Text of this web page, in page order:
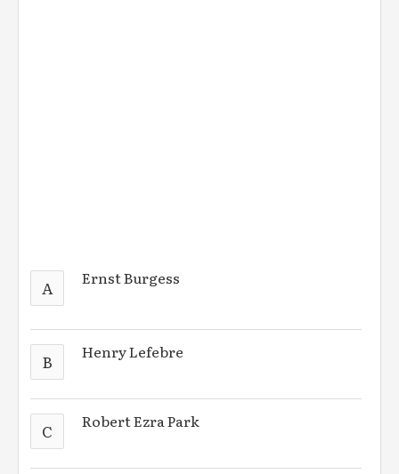
A Ernst Burgess
B Henry Lefebre
C Robert Ezra Park